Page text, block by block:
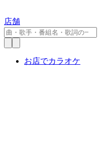
店舗
お店でカラオケ